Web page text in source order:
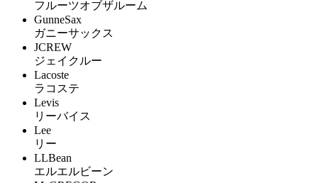
フルーツオブザルーム
GunneSax
ガニーサックス
JCREW
ジェイクルー
Lacoste
ラコステ
Levis
リーバイス
Lee
リー
LLBean
エルエルビーン